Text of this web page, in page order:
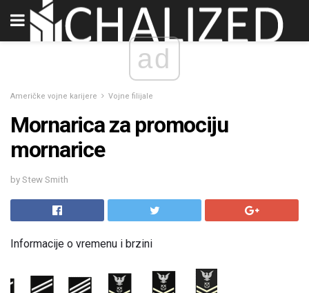
ad
Američke vojne karijere Vojne filijale
Mornarica za promociju
mornarice
by Stew Smith
Informacije o vremenu i brzini